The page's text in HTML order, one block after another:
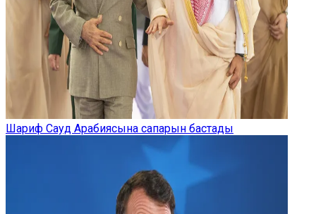
Шариф Сауд Арабиясына сапарын бастады